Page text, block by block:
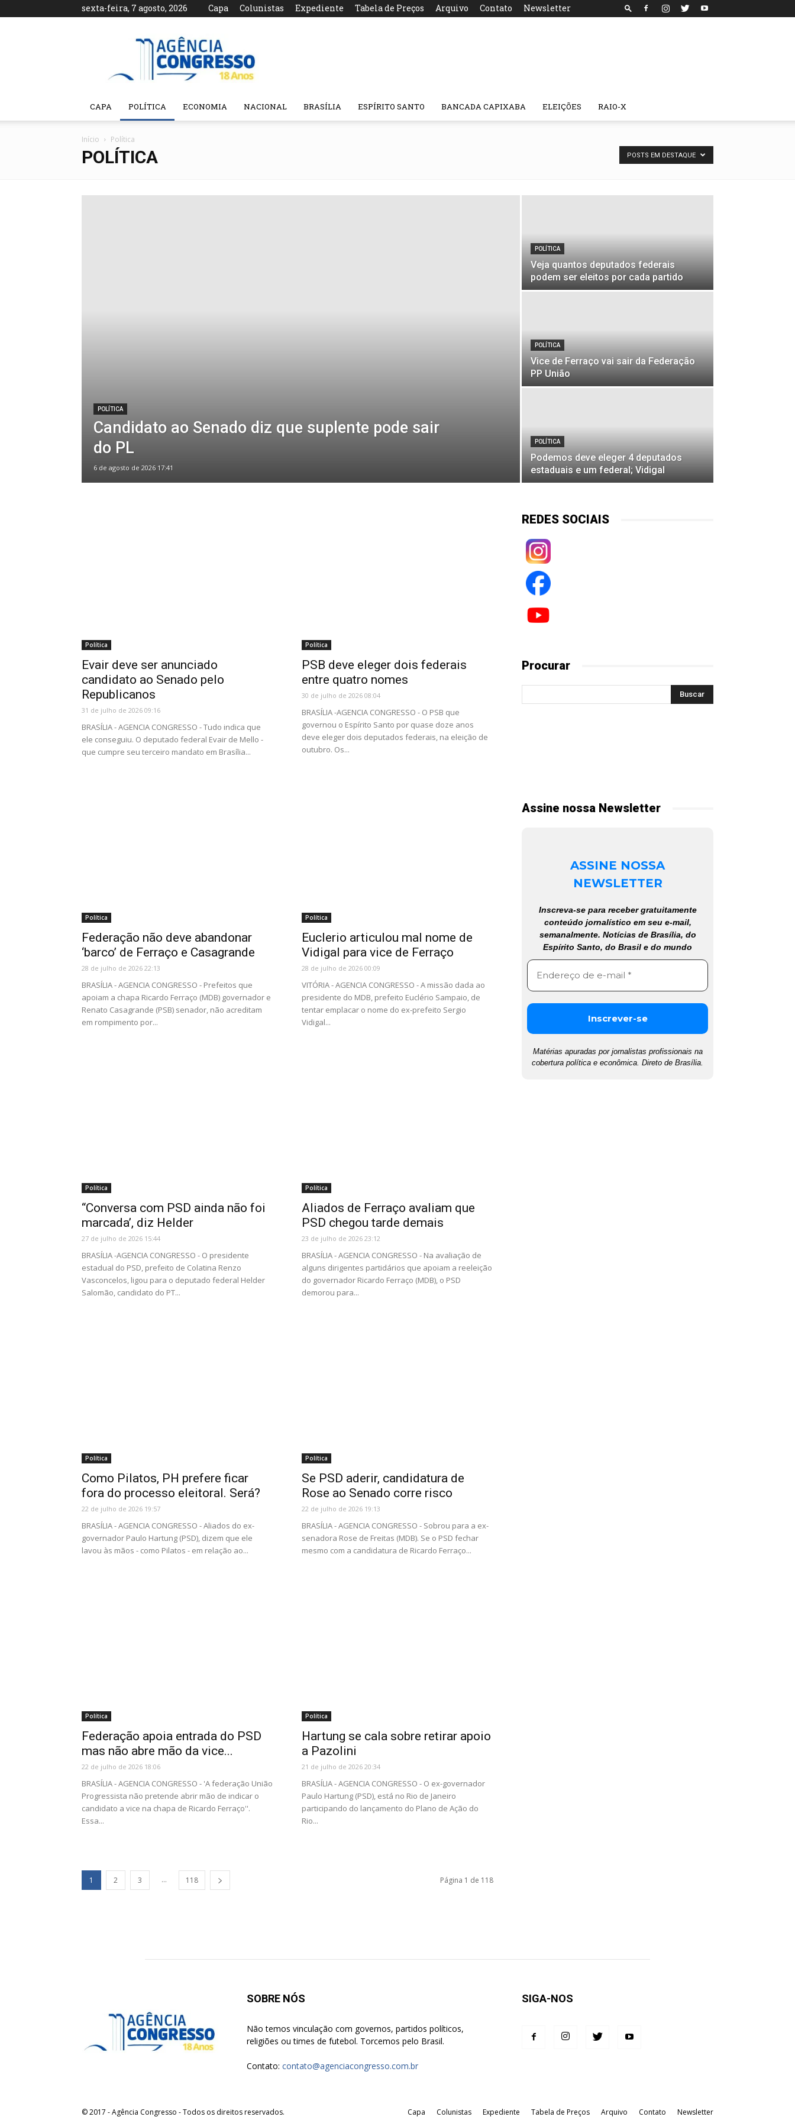
sexta-feira, 7 agosto, 2026 Capa Colunistas Expediente Tabela de Preços Arquivo Contato Newsletter
Agência
CAPA POLÍTICA ECONOMIA NACIONAL BRASÍLIA ESPÍRITO SANTO BANCADA CAPIXABA ELEIÇÕES RAIO-X
Início Política
POLÍTICA POSTS EM DESTAQUE
POLÍTICA
Candidato ao Senado diz que suplente pode sair
do PL
6 de agosto de 2026 17:41
POLÍTICA
Veja quantos deputados federais
podem ser eleitos por cada partido
POLÍTICA
Vice de Ferraço vai sair da Federação
PP União
POLÍTICA
Podemos deve eleger 4 deputados
estaduais e um federal; Vidigal
Política
Evair deve ser anunciado
candidato ao Senado pelo
Republicanos
31 de julho de 2026 09:16
BRASÍLIA - AGENCIA CONGRESSO - Tudo indica que
ele conseguiu. O deputado federal Evair de Mello -
que cumpre seu terceiro mandato em Brasília...
Política
PSB deve eleger dois federais
entre quatro nomes
30 de julho de 2026 08:04
BRASÍLIA -AGENCIA CONGRESSO - O PSB que
governou o Espírito Santo por quase doze anos
deve eleger dois deputados federais, na eleição de
outubro. Os...
Política
Federação não deve abandonar
‘barco’ de Ferraço e Casagrande
28 de julho de 2026 22:13
BRASÍLIA - AGENCIA CONGRESSO - Prefeitos que
apoiam a chapa Ricardo Ferraço (MDB) governador e
Renato Casagrande (PSB) senador, não acreditam
em rompimento por...
Política
Euclerio articulou mal nome de
Vidigal para vice de Ferraço
28 de julho de 2026 00:09
VITÓRIA - AGENCIA CONGRESSO - A missão dada ao
presidente do MDB, prefeito Euclério Sampaio, de
tentar emplacar o nome do ex-prefeito Sergio
Vidigal...
Política
“Conversa com PSD ainda não foi
marcada’, diz Helder
27 de julho de 2026 15:44
BRASÍLIA -AGENCIA CONGRESSO - O presidente
estadual do PSD, prefeito de Colatina Renzo
Vasconcelos, ligou para o deputado federal Helder
Salomão, candidato do PT...
Política
Aliados de Ferraço avaliam que
PSD chegou tarde demais
23 de julho de 2026 23:12
BRASÍLIA - AGENCIA CONGRESSO - Na avaliação de
alguns dirigentes partidários que apoiam a reeleição
do governador Ricardo Ferraço (MDB), o PSD
demorou para...
Política
Como Pilatos, PH prefere ficar
fora do processo eleitoral. Será?
22 de julho de 2026 19:57
BRASÍLIA - AGENCIA CONGRESSO - Aliados do ex-
governador Paulo Hartung (PSD), dizem que ele
lavou às mãos - como Pilatos - em relação ao...
Política
Se PSD aderir, candidatura de
Rose ao Senado corre risco
22 de julho de 2026 19:13
BRASÍLIA - AGENCIA CONGRESSO - Sobrou para a ex-
senadora Rose de Freitas (MDB). Se o PSD fechar
mesmo com a candidatura de Ricardo Ferraço...
Política
Federação apoia entrada do PSD
mas não abre mão da vice...
22 de julho de 2026 18:06
BRASÍLIA - AGENCIA CONGRESSO - 'A federação União
Progressista não pretende abrir mão de indicar o
candidato a vice na chapa de Ricardo Ferraço''.
Essa...
Política
Hartung se cala sobre retirar apoio
a Pazolini
21 de julho de 2026 20:34
BRASÍLIA - AGENCIA CONGRESSO - O ex-governador
Paulo Hartung (PSD), está no Rio de Janeiro
participando do lançamento do Plano de Ação do
Rio...
1 2 3 ... 118 Página 1 de 118
REDES SOCIAIS
Procurar
Assine nossa Newsletter
ASSINE NOSSA
NEWSLETTER
Inscreva-se para receber gratuitamente
conteúdo jornalístico em seu e-mail,
semanalmente. Notícias de Brasília, do
Espírito Santo, do Brasil e do mundo
Matérias apuradas por jornalistas profissionais na
cobertura política e econômica. Direto de Brasília.
SOBRE NÓS
Não temos vinculação com governos, partidos políticos,
religiões ou times de futebol. Torcemos pelo Brasil.
Contato: contato@agenciacongresso.com.br
SIGA-NOS
Capa Colunistas Expediente Tabela de Preços Arquivo Contato Newsletter
© 2017 - Agência Congresso - Todos os direitos reservados.